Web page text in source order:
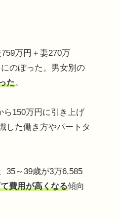
万円＋妻270万
のぼった。男女別の
た。
150万円に引き上げ
した働き方やパートタ
35～39歳が3万6,585
費用が高くなる傾向